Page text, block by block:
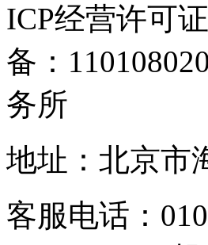
ICP经营许可
备：
务所
地址：北京市
客服电话：